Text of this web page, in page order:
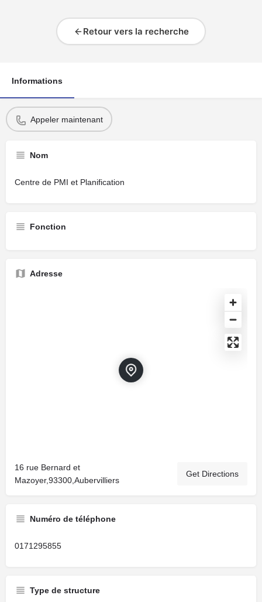
Retour vers la recherche
Informations
Appeler maintenant
Nom
Centre de PMI et Planification
Fonction
Adresse
16 rue Bernard et
Mazoyer,93300,Aubervilliers
Get Directions
Numéro de téléphone
0171295855
Type de structure